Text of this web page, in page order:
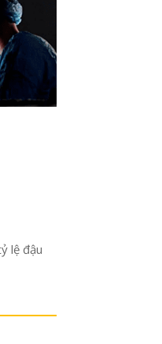
lệ đậu